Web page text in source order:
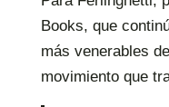
Books, que
más venerables
movimiento que